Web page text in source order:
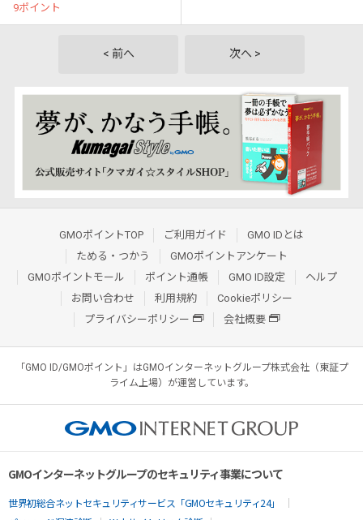
9ポイント
< 前へ 次へ >
GMOポイントTOP ご利用ガイド
GMO IDとは
ためる・つかう
GMOポイントアンケート
GMOポイントモール
ポイント通帳 GMO ID設定
ヘルプ
お問い合わせ
利用規約
Cookieポリシー
プライバシーポリシー
会社概要
「GMO ID/GMOポイント」はGMOインターネットグループ株式会社（東証プ
ライム上場）が運営しています。
GMOインターネットグループのセキュリティ事業について
世界初総合ネットセキュリティサービス「GMOセキュリティ24」